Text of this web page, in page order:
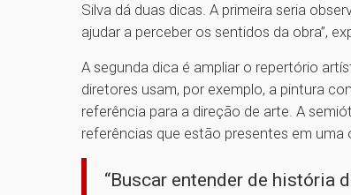
Silva dá duas dicas. A primeira seria
ajudar a perceber os sentidos da obra”,
A segunda dica é ampliar o repertório
diretores usam, por exemplo, a pintura
referência para a direção de arte. A
referências que estão presentes em
“Buscar entender de história